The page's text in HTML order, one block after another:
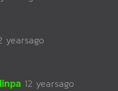
yearsago
12 yearsago